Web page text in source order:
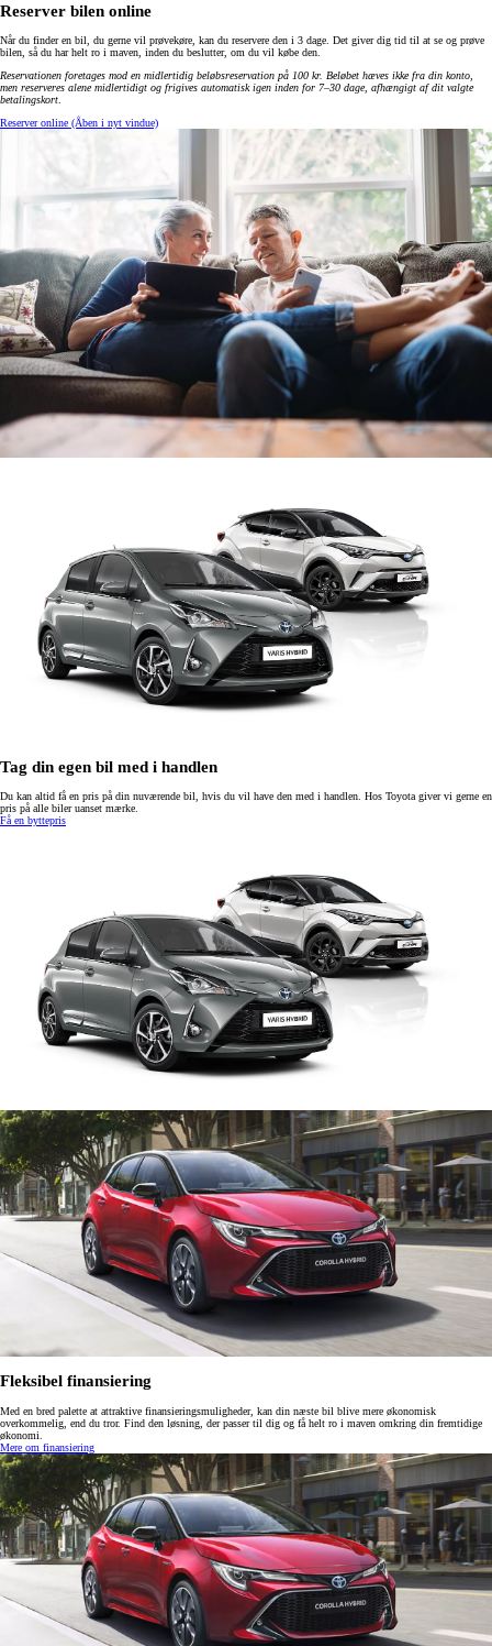
Reserver bilen online
Når du finder en bil, du gerne vil prøvekøre, kan du reservere den i 3 dage. Det giver dig tid til at se og prøve
bilen, så du har helt ro i maven, inden du beslutter, om du vil købe den.
Reservationen foretages mod en midlertidig beløbsreservation på 100 kr. Beløbet hæves ikke fra din konto,
men reserveres alene midlertidigt og frigives automatisk igen inden for 7–30 dage, afhængigt af dit valgte
betalingskort.
Reserver online (Åben i nyt vindue)
Tag din egen bil med i handlen
Du kan altid få en pris på din nuværende bil, hvis du vil have den med i handlen. Hos Toyota giver vi gerne en
pris på alle biler uanset mærke.
Få en byttepris
Fleksibel finansiering
Med en bred palette at attraktive finansieringsmuligheder, kan din næste bil blive mere økonomisk
overkommelig, end du tror. Find den løsning, der passer til dig og få helt ro i maven omkring din fremtidige
økonomi.
Mere om finansiering